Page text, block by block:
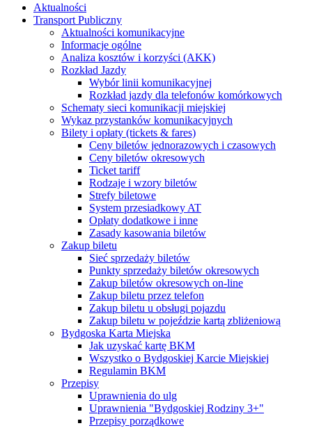
Aktualności
Transport Publiczny
Aktualności komunikacyjne
Informacje ogólne
Analiza kosztów i korzyści (AKK)
Rozkład Jazdy
Wybór linii komunikacyjnej
Rozkład jazdy dla telefonów komórkowych
Schematy sieci komunikacji miejskiej
Wykaz przystanków komunikacyjnych
Bilety i opłaty (tickets & fares)
Ceny biletów jednorazowych i czasowych
Ceny biletów okresowych
Ticket tariff
Rodzaje i wzory biletów
Strefy biletowe
System przesiadkowy AT
Opłaty dodatkowe i inne
Zasady kasowania biletów
Zakup biletu
Sieć sprzedaży biletów
Punkty sprzedaży biletów okresowych
Zakup biletów okresowych on-line
Zakup biletu przez telefon
Zakup biletu u obsługi pojazdu
Zakup biletu w pojeździe kartą zbliżeniową
Bydgoska Karta Miejska
Jak uzyskać kartę BKM
Wszystko o Bydgoskiej Karcie Miejskiej
Regulamin BKM
Przepisy
Uprawnienia do ulg
Uprawnienia "Bydgoskiej Rodziny 3+"
Przepisy porządkowe